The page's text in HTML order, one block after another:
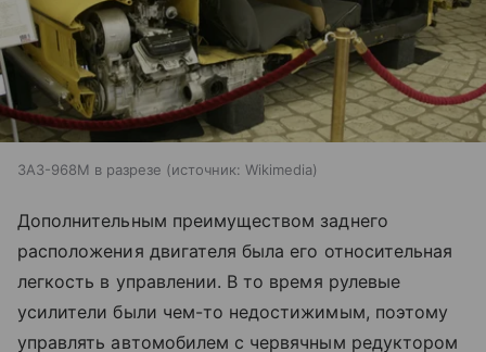
ЗАЗ-968М в разрезе источник: Wikimedia
Дополнительным преимуществом заднего
расположения двигателя была его относительная
легкость в управлении. В то время рулевые
усилители были чем-то недостижимым, поэтому
управлять автомобилем с червячным редуктором